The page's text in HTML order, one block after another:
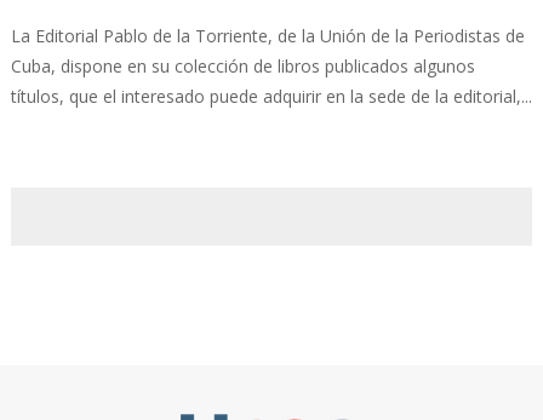
La Editorial Pablo de la Torriente, de la Unión de la Periodistas de
Cuba, dispone en su colección de libros publicados algunos
títulos, que el interesado puede adquirir en la sede de la editorial,...